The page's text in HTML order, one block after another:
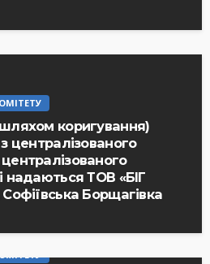
коригування)
централізованого
надаються ТОВ «БІГ
Борщагівка